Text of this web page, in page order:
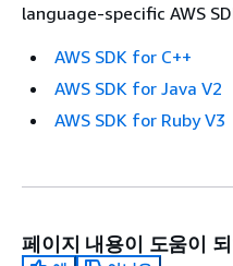
language-specific AWS
AWS SDK for C++
AWS SDK for Java V2
AWS SDK for Ruby V3
페이지 내용이 도움이